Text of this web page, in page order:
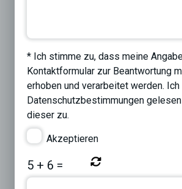
* Ich stimme zu, dass meine
Kontaktformular zur Beantwortung
erhoben und verarbeitet werden.
Datenschutzbestimmungen
dieser zu.
Akzeptieren
5 + 6 =